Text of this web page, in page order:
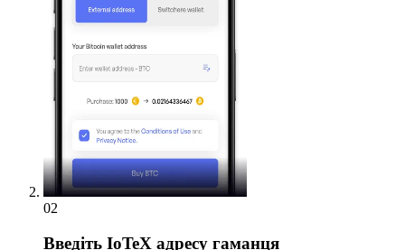
02
Введіть IoTeX адресу гаманця